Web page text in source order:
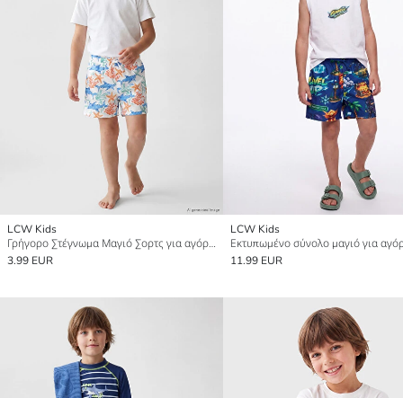
LCW Kids
Γρήγορο Στέγνωμα Μαγιό Σορτς για αγόρια
3.99 EUR
LCW Kids
Εκτυπωμένο σύνολο μαγιό για
11.99 EUR